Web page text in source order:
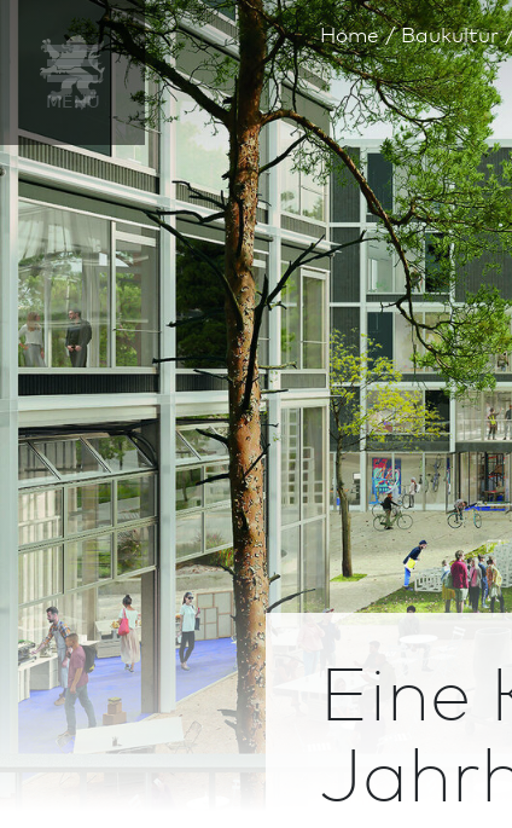
MENÜ
Home Bau­kultur
Gegenstand
Übersicht
1. Preis
2. Preis
3. Preis
4. Preis
Anerkennung
Anerkennung
Steckbrief
Eine